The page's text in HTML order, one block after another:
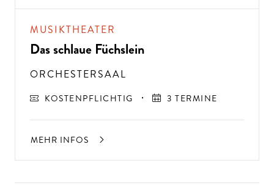
MUSIKTHEATER
Das schlaue Füchslein
ORCHESTERSAAL
KOSTENPFLICHTIG 3 TERMINE
MEHR INFOS